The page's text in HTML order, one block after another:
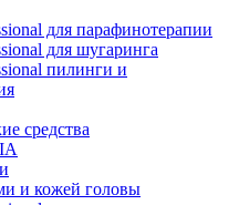
для парафинотерапии
для шугаринга
пилинги и
средства
и кожей головы